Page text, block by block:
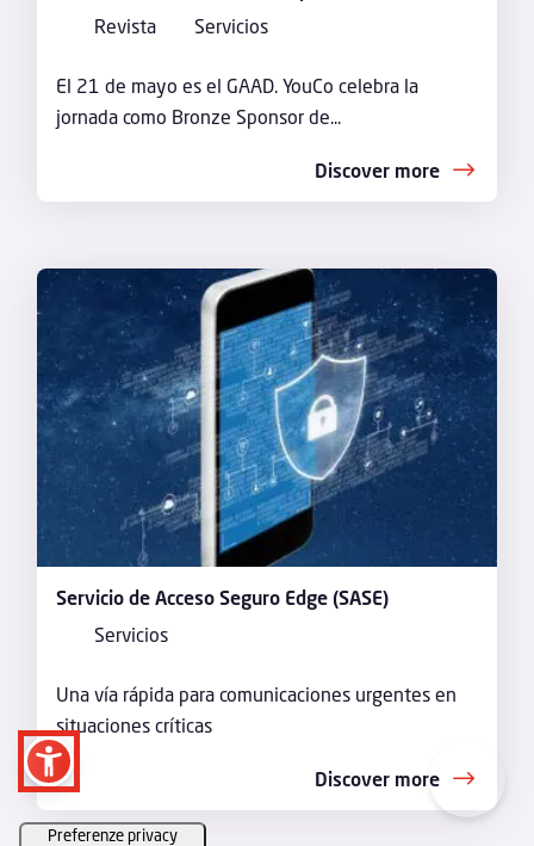
Revista
Servicios
El 21 de mayo es el GAAD. YouCo celebra la
jornada como Bronze Sponsor de...
Discover more
Servicio de Acceso Seguro Edge (SASE)
Servicios
Una vía rápida para comunicaciones urgentes en
situaciones críticas
Discover more